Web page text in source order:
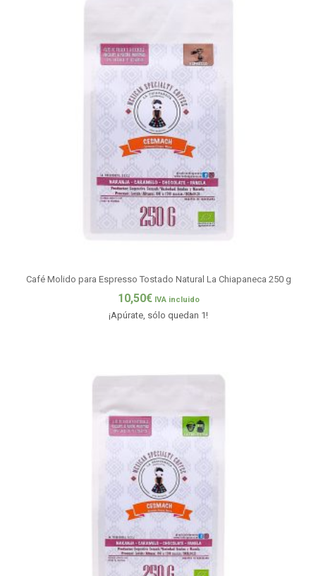
Café Molido para Espresso Tostado Natural La Chiapaneca 250 g
10,50€ IVA incluido
¡Apúrate, sólo quedan 1!